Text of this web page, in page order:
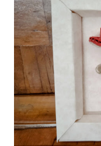
spesa di dover
pure, a me piace
realizzate io. Come?
crespa colorata basi
caldo 19 tondini di
carta crespa già...